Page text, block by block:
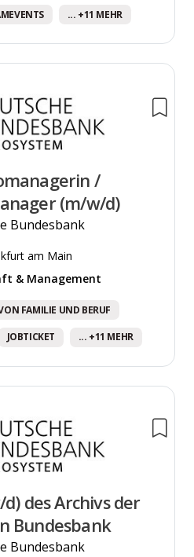
... +11 MEHR
/
(m/w/d)
Bundesbank
am Main
& Management
FAMILIE UND BERUF
JOBTICKET ... +11 MEHR
des Archivs der
Bundesbank
Bundesbank